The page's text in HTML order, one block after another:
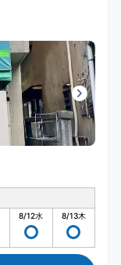
8/12水 8/13木